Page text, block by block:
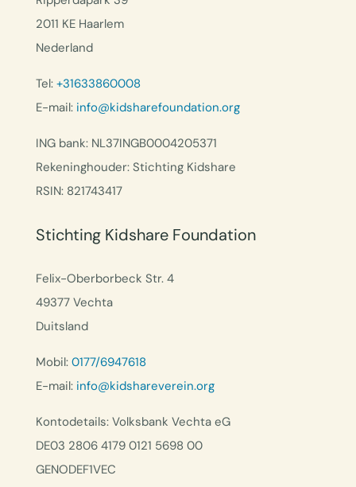
2011 KE Haarlem
Nederland
Tel: +31633860008
E-mail: info@kidsharefoundation.org
ING bank: NL37INGB0004205371
Rekeninghouder: Stichting Kidshare
RSIN: 821743417
Stichting Kidshare Foundation
Felix-Oberborbeck Str. 4
49377 Vechta
Duitsland
Mobil: 0177/6947618
E-mail: info@kidshareverein.org
Kontodetails: Volksbank Vechta eG
DE03 2806 4179 0121 5698 00
GENODEF1VEC